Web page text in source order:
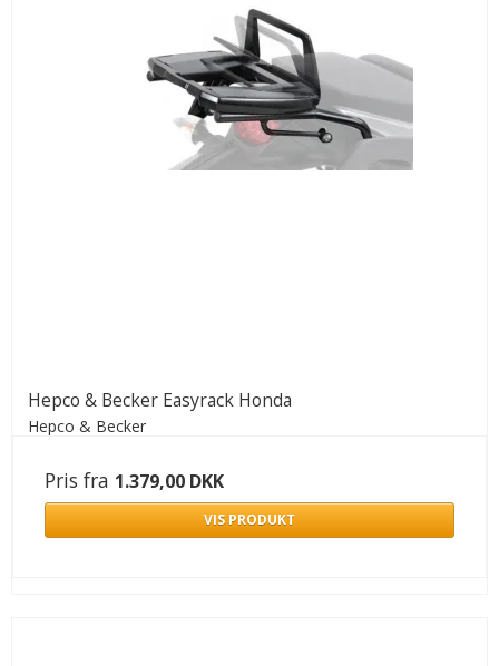
Hepco & Becker Easyrack Honda
Hepco & Becker
Pris fra 1.379,00 DKK
VIS PRODUKT